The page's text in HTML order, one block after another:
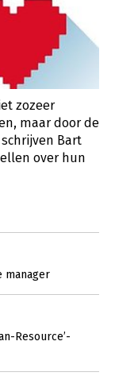
zozeer
maar door de
schrijven Bart
over hun
manager
Resource’-